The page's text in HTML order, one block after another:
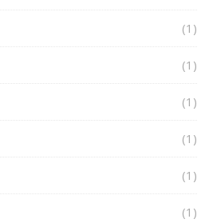
(1)
(1)
(1)
(1)
(1)
(1)